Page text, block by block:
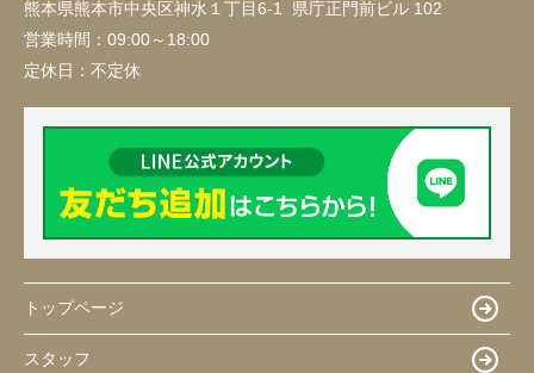
熊本県熊本市中央区神水１丁目6-1 県庁正門前ビル 102
営業時間： 09:00～18:00
定休日： 不定休
トップページ
スタッフ